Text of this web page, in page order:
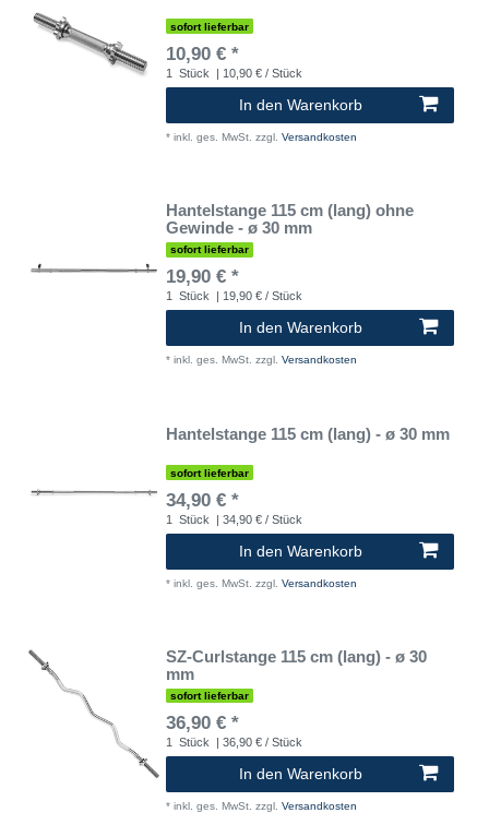
sofort lieferbar
10,90 € *
1 Stück | 10,90 € / Stück
In den Warenkorb
* inkl. ges. MwSt. zzgl. Versandkosten
Hantelstange 115 cm (lang) ohne
Gewinde - ø 30 mm
sofort lieferbar
19,90 € *
1 Stück | 19,90 € / Stück
In den Warenkorb
* inkl. ges. MwSt. zzgl. Versandkosten
Hantelstange 115 cm (lang) - ø 30 mm
sofort lieferbar
34,90 € *
1 Stück | 34,90 € / Stück
In den Warenkorb
* inkl. ges. MwSt. zzgl. Versandkosten
SZ-Curlstange 115 cm (lang) - ø 30
mm
sofort lieferbar
36,90 € *
1 Stück | 36,90 € / Stück
In den Warenkorb
* inkl. ges. MwSt. zzgl. Versandkosten